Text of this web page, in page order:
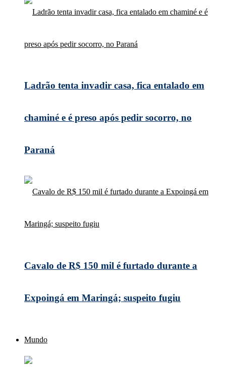
Ladrão tenta invadir casa, fica entalado em
chaminé e é preso após pedir socorro, no
Paraná
Cavalo de R$ 150 mil é furtado durante a
Expoingá em Maringá; suspeito fugiu
Mundo